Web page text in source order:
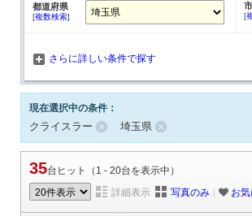
都道府県
[複数検索] [
さらに詳しい条件で探す
現在選択中の条件：
クライスラー 埼玉県
35台ヒット（1 - 20台を表示中）
詳細表示 写真のみ ｜ お